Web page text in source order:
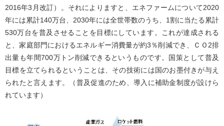
2016年3月改訂）。それによりますと、エネファームについて2020
年には累計140万台、2030年には全世帯数のうち、1割に当たる累計
530万台を普及させることを目標にしています。これが達成される
と、家庭部門におけるエネルギー消費量が約3％削減でき、ＣＯ2排
出量も年間700万トン削減できるというものです。国策として普及
目標を立てられるということは、その技術には国のお墨付きが与え
られたと言えます。（普及促進のため、導入に補助金制度が設けら
れています）